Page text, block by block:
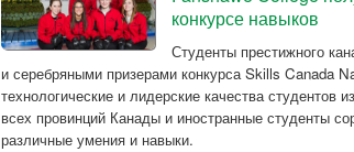
конкурсе навыков
Студенты престижного
и серебряными призерами конкурса Skills Canada
технологические и лидерские качества студентов
всех провинций Канады и иностранные студенты
различные умения и навыки.